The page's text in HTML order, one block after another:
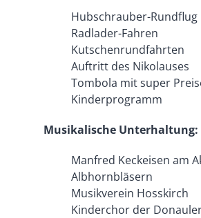
Hubschrauber-Rundflug
Radlader-Fahren
Kutschenrundfahrten
Auftritt des Nikolauses
Tombola mit super
Kinderprogramm
Musikalische Unterhaltung:
Manfred Keckeisen am
Albhornbläsern
Musikverein Hosskirch
Kinderchor der